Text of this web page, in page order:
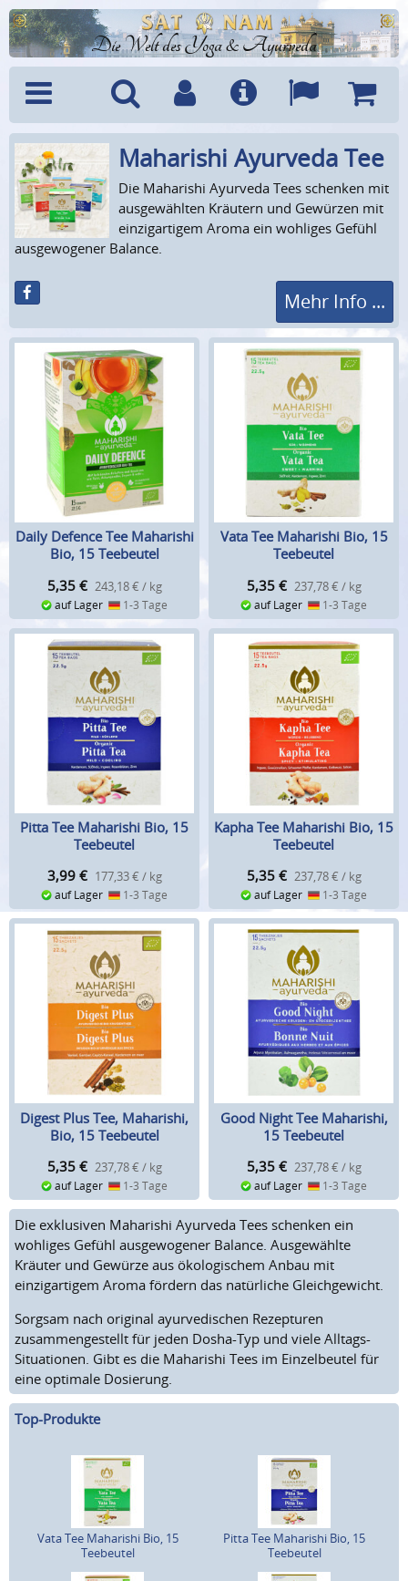
Die Welt des Yoga & Ayurveda
Menü SucheBenutzerkonto
Info Sprachen
Maharishi Ayurveda Tee
Die Maharishi Ayurveda Tees schenken mit
ausgewählten Kräutern und Gewürzen mit
einzigartigem Aroma ein wohliges Gefühl
ausgewogener Balance.
Mehr Info ...
Daily Defence Tee Maharishi
Bio, 15 Teebeutel
5,35 € 243,18 € / kg
auf Lager 1-3 Tage
Vata Tee Maharishi Bio, 15
Teebeutel
5,35 € 237,78 € / kg
auf Lager 1-3 Tage
Pitta Tee Maharishi Bio, 15
Teebeutel
3,99 € 177,33 € / kg
auf Lager 1-3 Tage
Kapha Tee Maharishi Bio, 15
Teebeutel
5,35 € 237,78 € / kg
auf Lager 1-3 Tage
Digest Plus Tee, Maharishi,
Bio, 15 Teebeutel
5,35 € 237,78 € / kg
auf Lager 1-3 Tage
Good Night Tee Maharishi,
15 Teebeutel
5,35 € 237,78 € / kg
auf Lager 1-3 Tage
Die exklusiven Maharishi Ayurveda Tees schenken ein
wohliges Gefühl ausgewogener Balance. Ausgewählte
Kräuter und Gewürze aus ökologischem Anbau mit
einzigartigem Aroma fördern das natürliche Gleichgewicht.
Sorgsam nach original ayurvedischen Rezepturen
zusammengestellt für jeden Dosha-Typ und viele Alltags-
Situationen. Gibt es die Maharishi Tees im Einzelbeutel für
eine optimale Dosierung.
Top-Produkte
Vata Tee Maharishi Bio, 15
Teebeutel
Pitta Tee Maharishi Bio, 15
Teebeutel